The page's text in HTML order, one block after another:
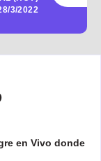
3/2022
en Vivo donde